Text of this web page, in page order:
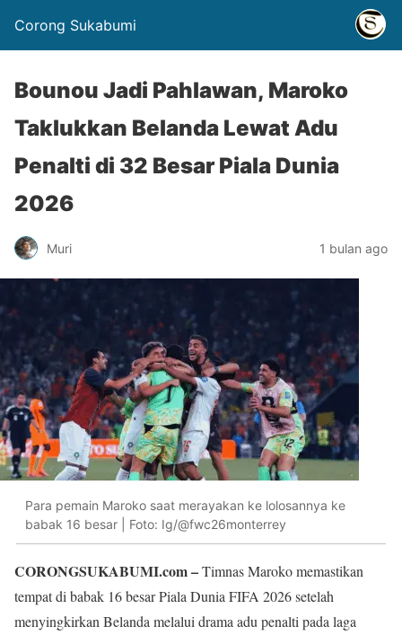
Corong Sukabumi
Bounou Jadi Pahlawan, Maroko
Taklukkan Belanda Lewat Adu
Penalti di 32 Besar Piala Dunia
2026
Muri 1 bulan ago
Para pemain Maroko saat merayakan ke lolosannya ke
babak 16 besar | Foto: Ig/@fwc26monterrey
CORONGSUKABUMI.com –Timnas Maroko memastikan
tempat di babak 16 besar Piala Dunia FIFA 2026 setelah
menyingkirkan Belanda melalui drama adu penalti pada laga